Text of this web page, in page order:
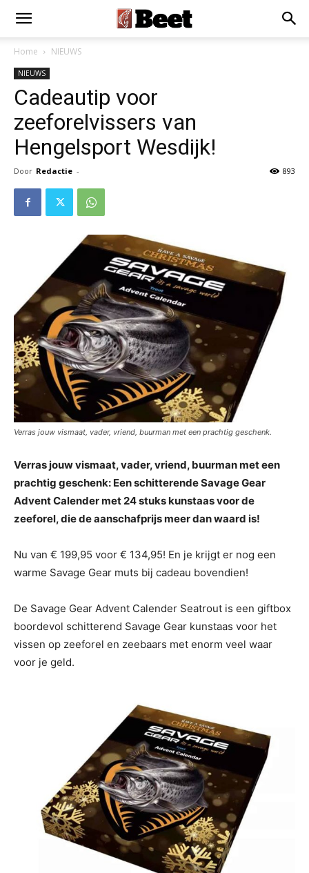
Home NIEUWS
NIEUWS
Cadeautip voor
zeeforelvissers van
Hengelsport Wesdijk!
Door Redactie - 893
Verras jouw vismaat, vader, vriend, buurman met een prachtig geschenk.
Verras jouw vismaat, vader, vriend, buurman met een
prachtig geschenk: Een schitterende Savage Gear
Advent Calender met 24 stuks kunstaas voor de
zeeforel, die de aanschafprijs meer dan waard is!
Nu van € 199,95 voor € 134,95! En je krijgt er nog een
warme Savage Gear muts bij cadeau bovendien!
De Savage Gear Advent Calender Seatrout is een giftbox
boordevol schitterend Savage Gear kunstaas voor het
vissen op zeeforel en zeebaars met enorm veel waar
voor je geld.
Installeren